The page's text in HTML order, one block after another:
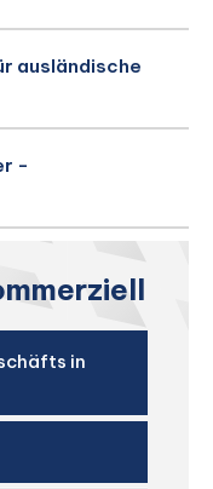
ausländische
-
in